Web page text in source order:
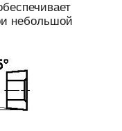
небольшой